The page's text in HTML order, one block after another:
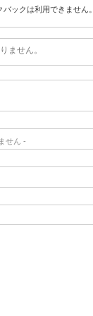
バックは利用できません。
ません。
せん -